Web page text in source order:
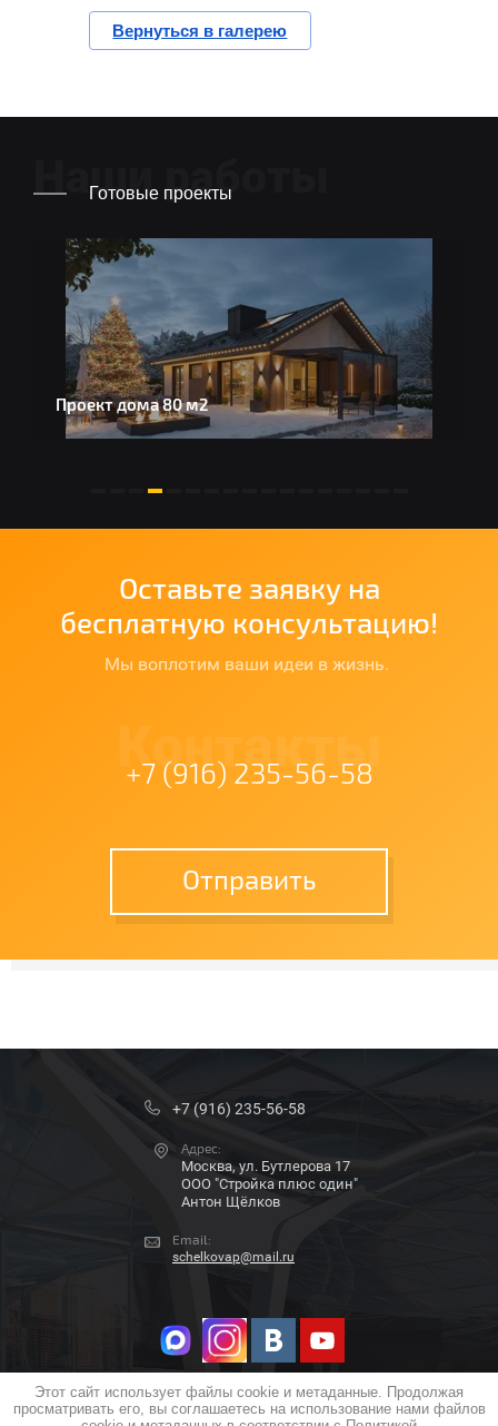
Этот сайт использует файлы cookie и метаданные. Продолжая
просматривать его, вы соглашаетесь на использование нами файлов
Вернуться в галерею
Наши работы
Готовые проекты
Проект дома 80 м2
Оставьте заявку на
бесплатную консультацию!
Мы воплотим ваши идеи в жизнь.
Контакты
+7 (916) 235-56-58
Отправить
+7 (916) 235-56-58
Адрес:
Москва, ул. Бутлерова 17
ООО "Стройка плюс один"
Антон Щёлков
Email:
schelkovap@mail.ru
COPYRIGHT © 2018 - 2026